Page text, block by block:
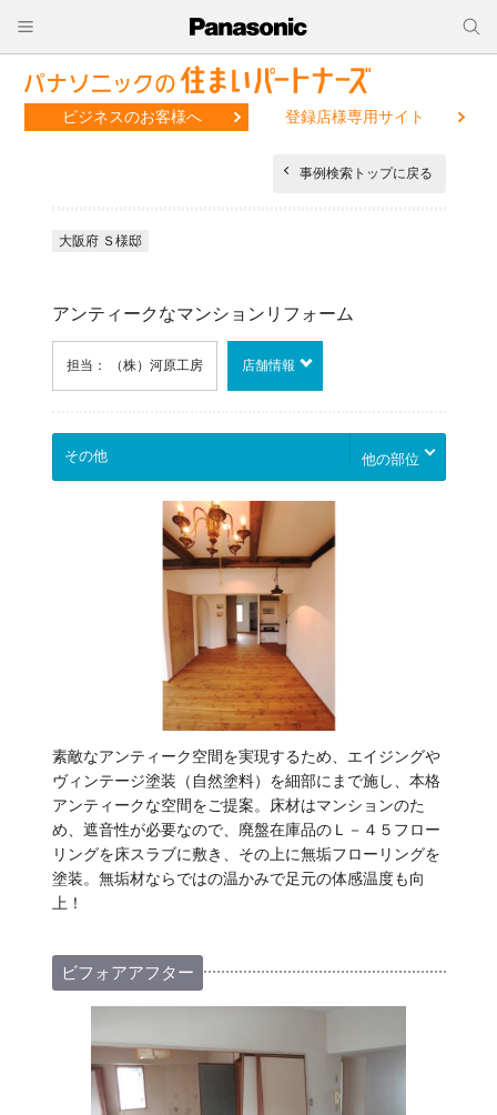
ビジネスのお客様へ 登録店様専用サイト
事例検索トップに戻る
大阪府 Ｓ様邸
アンティークなマンションリフォーム
担当： （株）河原工房 店舗情報
他の部位
素敵なアンティーク空間を実現するため、エイジングや
ヴィンテージ塗装（自然塗料）を細部にまで施し、本格
アンティークな空間をご提案。床材はマンションのた
め、遮音性が必要なので、廃盤在庫品のＬ－４５フロー
リングを床スラブに敷き、その上に無垢フローリングを
塗装。無垢材ならではの温かみで足元の体感温度も向
上！
ビフォアアフター